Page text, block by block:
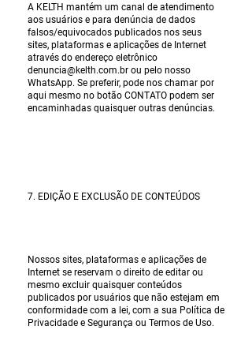
A KELTH mantém um canal de atendimento
aos usuários e para denúncia de dados
falsos/equivocados publicados nos seus
sites, plataformas e aplicações de Internet
através do endereço eletrônico
denuncia@kelth.com.br ou pelo nosso
WhatsApp. Se preferir, pode nos chamar por
aqui mesmo no botão CONTATO podem ser
encaminhadas quaisquer outras denúncias.
7. EDIÇÃO E EXCLUSÃO DE CONTEÚDOS
Nossos sites, plataformas e aplicações de
Internet se reservam o direito de editar ou
mesmo excluir quaisquer conteúdos
publicados por usuários que não estejam em
conformidade com a lei, com a sua Política de
Privacidade e Segurança ou Termos de Uso.